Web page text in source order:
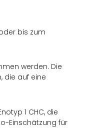
bis zum
werden. Die
die auf eine
1 CHC, die
Einschätzung für